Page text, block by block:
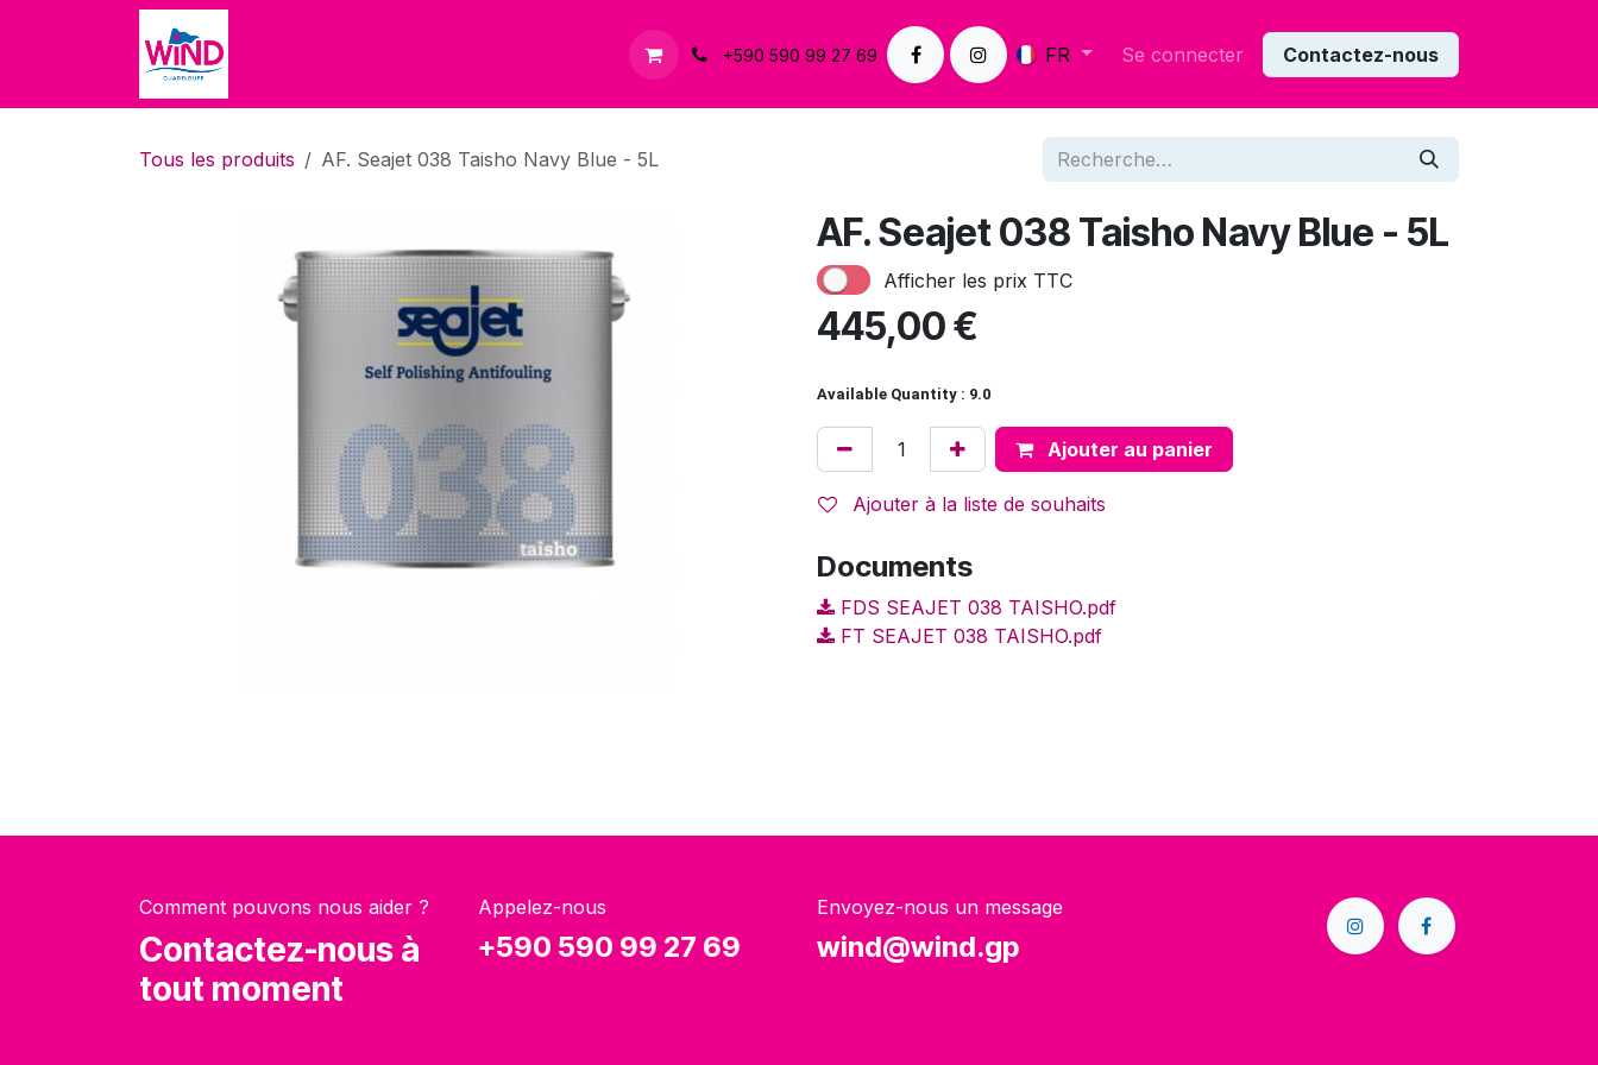
Se rendre au contenu
Contactez-nous+590 590 99 27 69 FR Se connecter Contactez-nous
Tous les produits AF. Seajet 038 Taisho Navy Blue - 5L
AF. Seajet 038 Taisho Navy Blue - 5L
Afficher les prix TTC
445,00€
Available Quantity : 9.0
Ajouter au panier
Ajouter à la liste de souhaits
Documents
FDS SEAJET 038 TAISHO.pdf
FT SEAJET 038 TAISHO.pdf
Comment pouvons nous aider ?
Contactez-nous à
tout moment
Appelez-nous
+590 590 99 27 69
Envoyez-nous un message
wind@wind.gp